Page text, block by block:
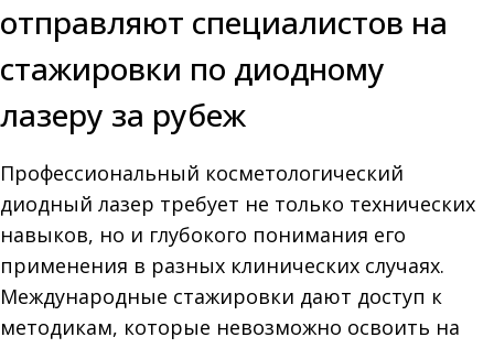
отправляют специалистов на
стажировки по диодному
лазеру за рубеж
Профессиональный косметологический
диодный лазер требует не только технических
навыков, но и глубокого понимания его
применения в разных клинических случаях.
Международные стажировки дают доступ к
методикам, которые невозможно освоить на